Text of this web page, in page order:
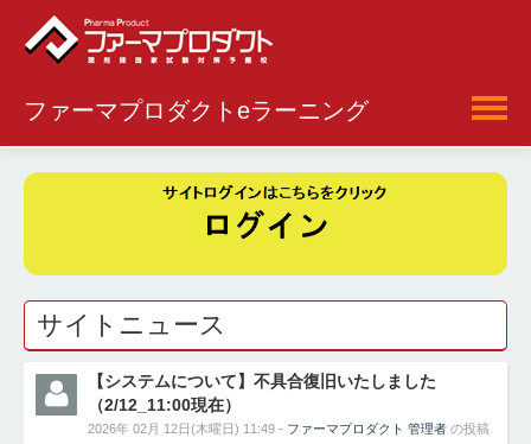
ファーマプロダクトeラーニング
日本語 ‎(ja)‎
サイトニュース
【システムについて】不具合復旧いたしました
（2/12_11:00現在）
2026年 02月 12日(木曜日) 11:49 - ファーマプロダクト 管理者 の投稿